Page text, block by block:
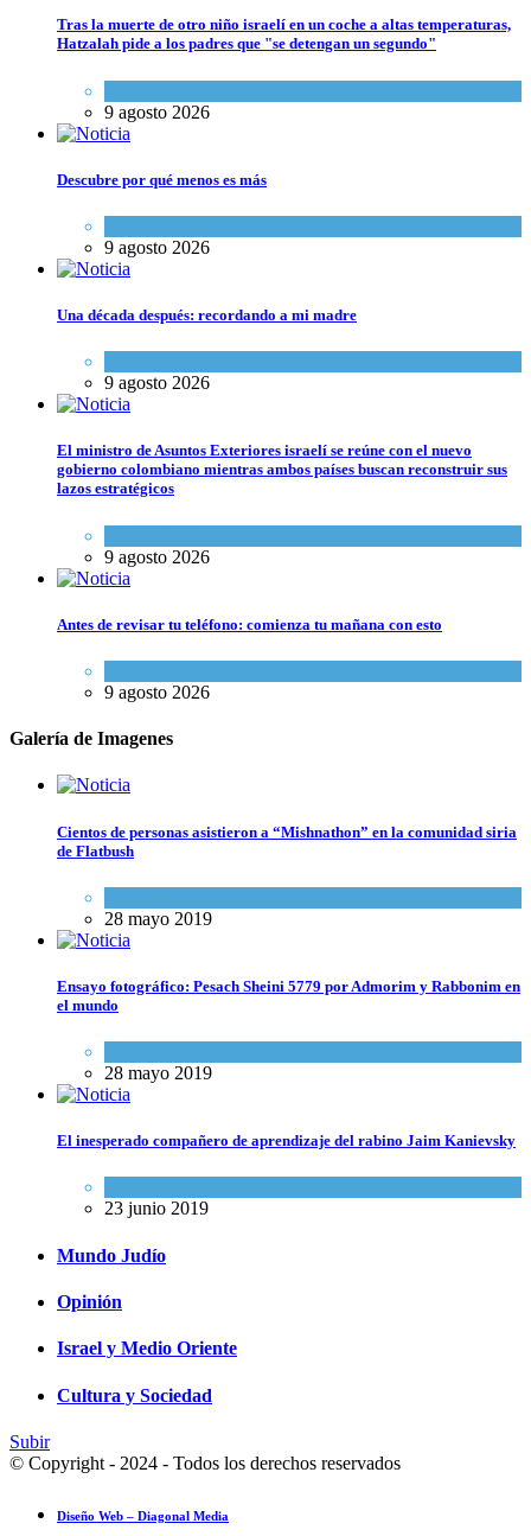
Tras la muerte de otro niño israelí en un coche a altas temperaturas,
Hatzalah pide a los padres que "se detengan un segundo"
9 agosto 2026
Descubre por qué menos es más
9 agosto 2026
Una década después: recordando a mi madre
9 agosto 2026
El ministro de Asuntos Exteriores israelí se reúne con el nuevo
gobierno colombiano mientras ambos países buscan reconstruir sus
lazos estratégicos
9 agosto 2026
Antes de revisar tu teléfono: comienza tu mañana con esto
9 agosto 2026
Galería de Imagenes
Cientos de personas asistieron a “Mishnathon” en la comunidad siria
de Flatbush
28 mayo 2019
Ensayo fotográfico: Pesach Sheini 5779 por Admorim y Rabbonim en
el mundo
28 mayo 2019
El inesperado compañero de aprendizaje del rabino Jaim Kanievsky
23 junio 2019
Mundo Judío
Opinión
Israel y Medio Oriente
Cultura y Sociedad
Subir
© Copyright - 2024 - Todos los derechos reservados
Diseño Web – Diagonal Media